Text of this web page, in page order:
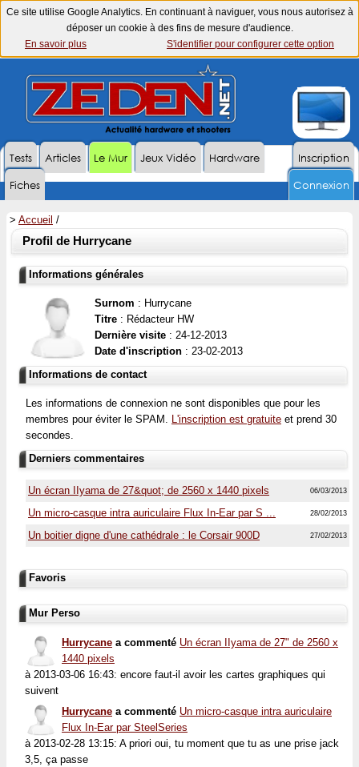
Ce site utilise Google Analytics. En continuant à naviguer, vous nous autorisez à
déposer un cookie à des fins de mesure d'audience.
En savoir plus
S'identifier pour configurer cette option
Inscription
Tests Articles Le Mur Jeux Vidéo
Hardware
Fiches
Connexion
> Accueil /
Profil de Hurrycane
Informations générales
Surnom : Hurrycane
Titre : Rédacteur HW
Dernière visite : 24-12-2013
Date d'inscription : 23-02-2013
Informations de contact
Les informations de connexion ne sont disponibles que pour les
membres pour éviter le SPAM. L'inscription est gratuite et prend 30
secondes.
Derniers commentaires
06/03/2013
Un écran IIyama de 27&quot; de 2560 x 1440 pixels
28/02/2013
Un micro-casque intra auriculaire Flux In-Ear par S ...
27/02/2013
Un boitier digne d'une cathédrale : le Corsair 900D
Favoris
Mur Perso
Hurrycane a commenté Un écran IIyama de 27" de 2560 x
1440 pixels
à 2013-03-06 16:43: encore faut-il avoir les cartes graphiques qui
suivent
Hurrycane a commenté Un micro-casque intra auriculaire
Flux In-Ear par SteelSeries
à 2013-02-28 13:15: A priori oui, tu moment que tu as une prise jack
3,5, ça passe